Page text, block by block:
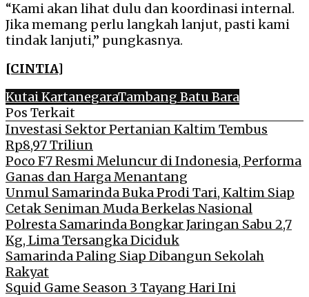
“Kami akan lihat dulu dan koordinasi internal.
Jika memang perlu langkah lanjut, pasti kami
tindak lanjuti,” pungkasnya.
[CINTIA]
Kutai KartanegaraTambang Batu Bara
Pos Terkait
Investasi Sektor Pertanian Kaltim Tembus
Rp8,97 Triliun
Poco F7 Resmi Meluncur di Indonesia, Performa
Ganas dan Harga Menantang
Unmul Samarinda Buka Prodi Tari, Kaltim Siap
Cetak Seniman Muda Berkelas Nasional
Polresta Samarinda Bongkar Jaringan Sabu 2,7
Kg, Lima Tersangka Diciduk
Samarinda Paling Siap Dibangun Sekolah
Rakyat
Squid Game Season 3 Tayang Hari Ini